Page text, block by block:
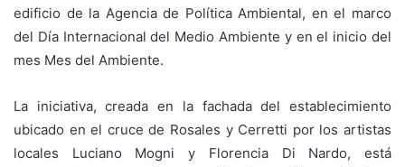
edificio de la Agencia de Política Ambiental, en el marco
del Día Internacional del Medio Ambiente y en el inicio del
mes Mes del Ambiente.
La iniciativa, creada en la fachada del establecimiento
ubicado en el cruce de Rosales y Cerretti por los artistas
locales Luciano Mogni y Florencia Di Nardo, está